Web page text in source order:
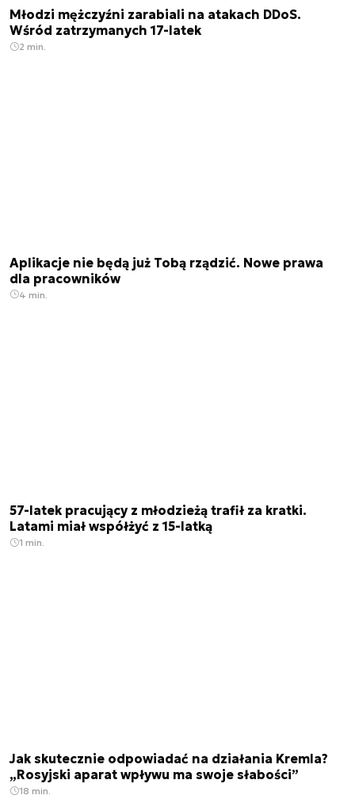
Młodzi mężczyźni zarabiali na atakach DDoS.
Wśród zatrzymanych 17-latek
2 min.
Aplikacje nie będą już Tobą rządzić. Nowe prawa
dla pracowników
4 min.
57-latek pracujący z młodzieżą trafił za kratki.
Latami miał współżyć z 15-latką
1 min.
Jak skutecznie odpowiadać na działania Kremla?
„Rosyjski aparat wpływu ma swoje słabości”
18 min.